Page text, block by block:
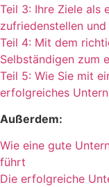
Teil 3: Ihre Ziele als
zufriedenstellen
Teil 4: Mit dem
Selbständigen zum
Teil 5: Wie Sie mit
erfolgreiches
Außerdem:
Wie eine gute
führt
Die erfolgreiche